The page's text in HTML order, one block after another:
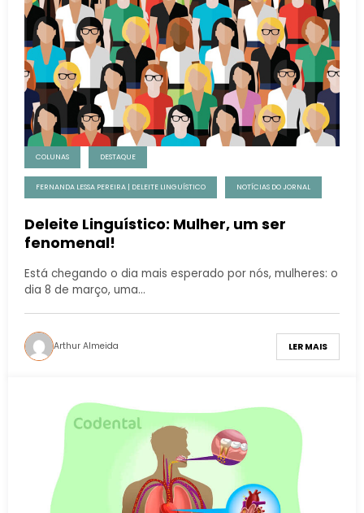
COLUNAS DESTAQUE
FERNANDA LESSA PEREIRA | DELEITE LINGUÍSTICO NOTÍCIAS DO JORNAL
Deleite Linguístico: Mulher, um ser
fenomenal!
Está chegando o dia mais esperado por nós, mulheres: o
dia 8 de março, uma…
Arthur Almeida LER MAIS